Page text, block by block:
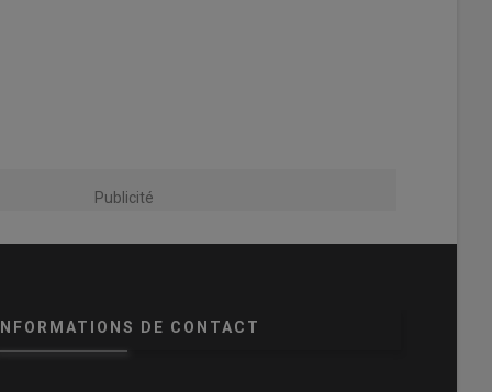
Publicité
INFORMATIONS DE CONTACT